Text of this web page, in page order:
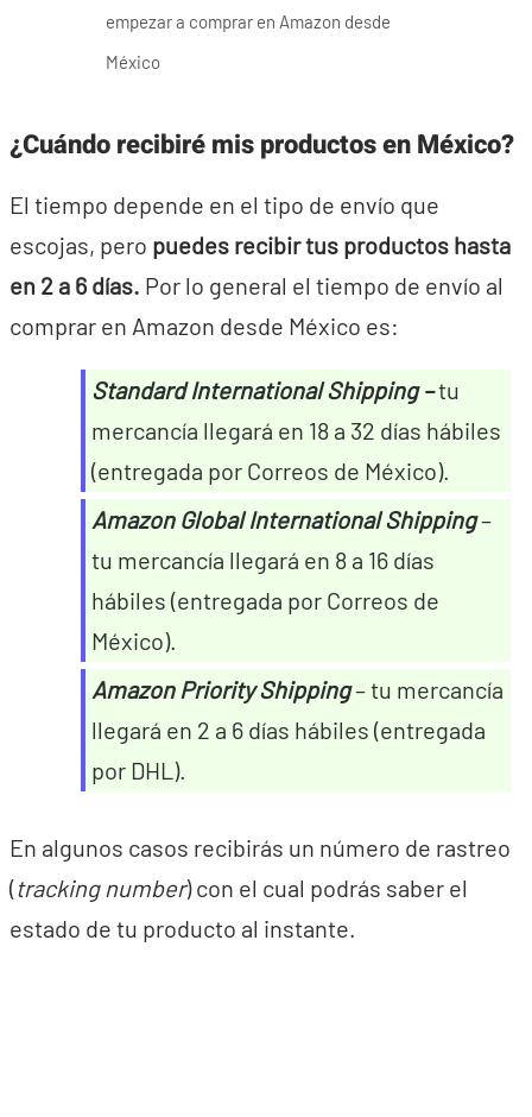
empezar a comprar en Amazon desde
México
¿Cuándo recibiré mis productos en México?
El tiempo depende en el tipo de envío que
escojas, pero puedes recibir tus productos hasta
en 2 a 6 días. Por lo general el tiempo de envío al
comprar en Amazon desde México es:
Standard International Shipping –tu
mercancía llegará en 18 a 32 días hábiles
(entregada por Correos de México).
Amazon Global International Shipping–
tu mercancía llegará en 8 a 16 días
hábiles (entregada por Correos de
México).
Amazon Priority Shipping– tu mercancía
llegará en 2 a 6 días hábiles (entregada
por DHL).
En algunos casos recibirás un número de rastreo
(tracking number) con el cual podrás saber el
estado de tu producto al instante.